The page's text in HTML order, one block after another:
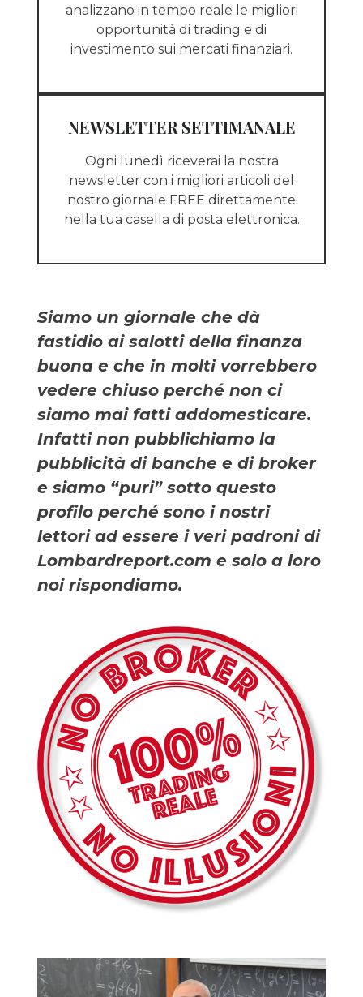
analizzano in tempo reale le migliori
opportunità di trading e di
investimento sui mercati finanziari.
NEWSLETTER SETTIMANALE
Ogni lunedì riceverai la nostra
newsletter con i migliori articoli del
nostro giornale FREE direttamente
nella tua casella di posta elettronica.
Siamo un giornale che dà
fastidio ai salotti della finanza
buona e che in molti vorrebbero
vedere chiuso perché non ci
siamo mai fatti addomesticare.
Infatti non pubblichiamo la
pubblicità di banche e di broker
e siamo “puri” sotto questo
profilo perché sono i nostri
lettori ad essere i veri padroni di
Lombardreport.com e solo a loro
noi rispondiamo.